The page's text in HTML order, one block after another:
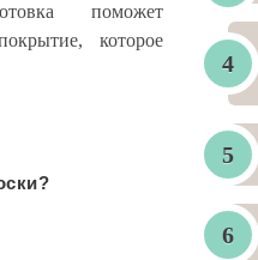
поможет
которое